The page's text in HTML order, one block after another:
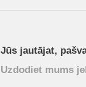
Jūs jautājat,
Uzdodiet mums